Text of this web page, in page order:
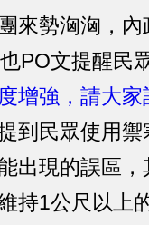
來勢洶洶，內
PO文提醒民
增強，請大家
到民眾使用
出現的誤區，
持1公尺以上